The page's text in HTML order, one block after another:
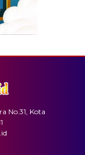
No.31, Kota